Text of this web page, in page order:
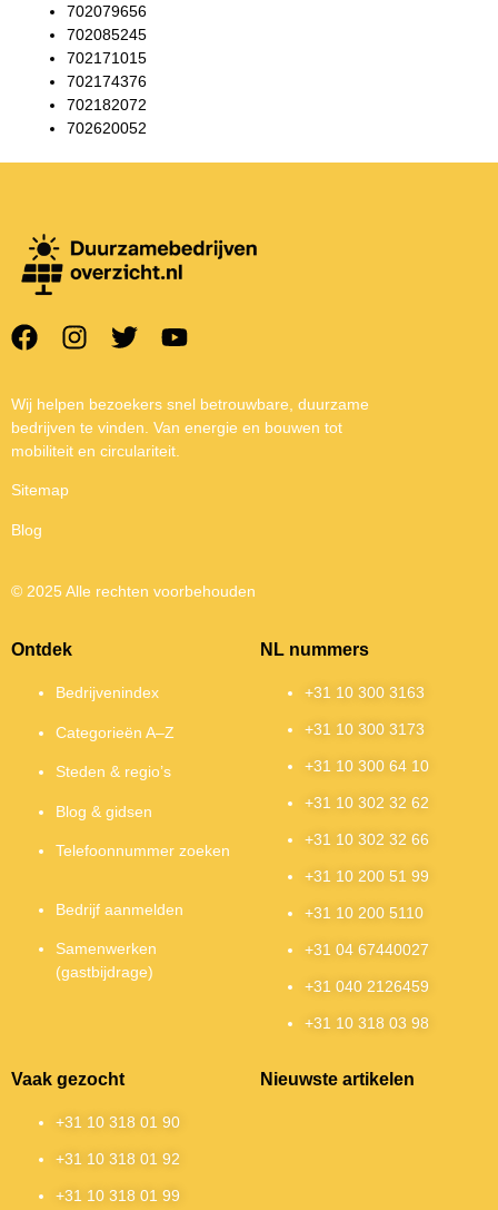
702079656
702085245
702171015
702174376
702182072
702620052
Wij helpen bezoekers snel betrouwbare, duurzame
bedrijven te vinden. Van energie en bouwen tot
mobiliteit en circulariteit.
Sitemap
Blog
© 2025 Alle rechten voorbehouden
Ontdek
Bedrijvenindex
Categorieën A–Z
Steden & regio’s
Blog & gidsen
Telefoonnummer zoeken
Bedrijf aanmelden
Samenwerken
(gastbijdrage)
NL nummers
+31 10 300 3163
+31 10 300 3173
+31 10 300 64 10
+31 10 302 32 62
+31 10 302 32 66
+31 10 200 51 99
+31 10 200 5110
+31 04 67440027
+31 040 2126459
+31 10 318 03 98
Vaak gezocht
+31 10 318 01 90
+31 10 318 01 92
+31 10 318 01 99
Nieuwste artikelen